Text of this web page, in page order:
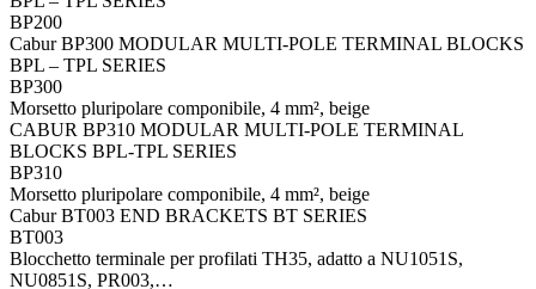
BP200
Cabur BP300 MODULAR MULTI-POLE TERMINAL BLOCKS
BPL – TPL SERIES
BP300
Morsetto pluripolare componibile, 4 mm², beige
CABUR BP310 MODULAR MULTI-POLE TERMINAL
BLOCKS BPL-TPL SERIES
BP310
Morsetto pluripolare componibile, 4 mm², beige
Cabur BT003 END BRACKETS BT SERIES
BT003
Blocchetto terminale per profilati TH35, adatto a NU1051S,
NU0851S, PR003,…